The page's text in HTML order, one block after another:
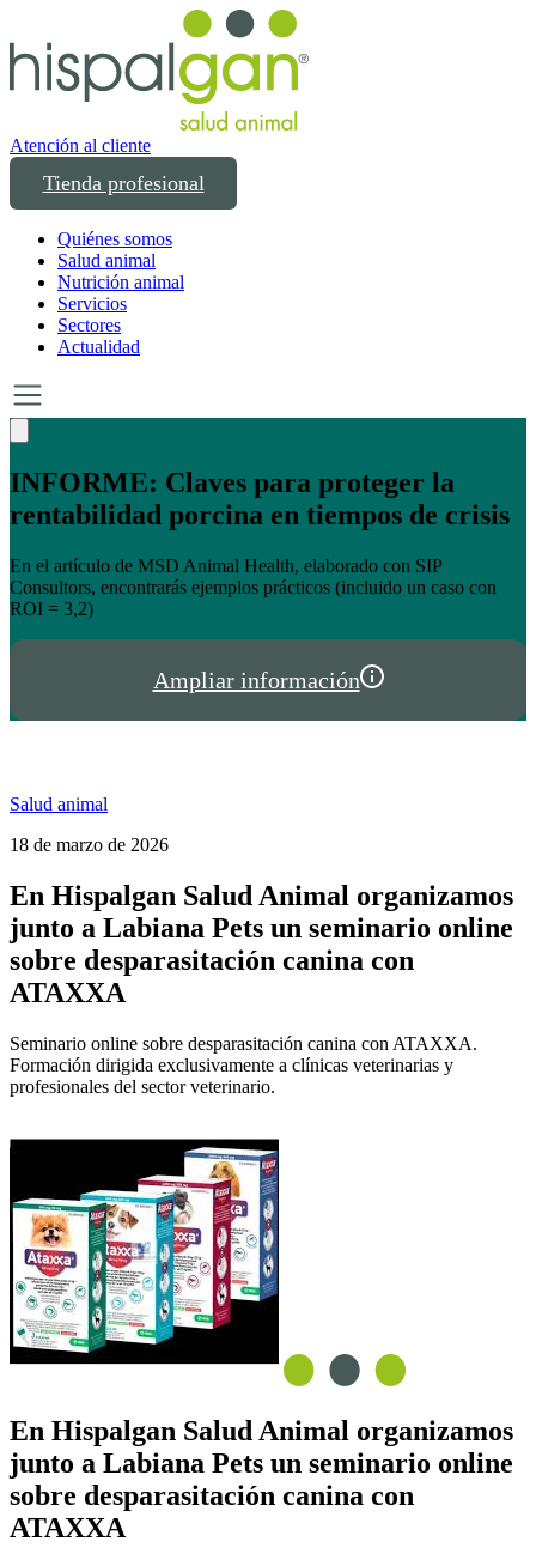
Atención al cliente
Tienda profesional
Quiénes somos
Salud animal
Nutrición animal
Servicios
Sectores
Actualidad
Un año transformando las compras
profesionales en salud y bienestar animal:
Un año creciendo junto a los profesionales del sector animal en
España y Portugal
Ampliar información
Salud animal
18 de marzo de 2026
En Hispalgan Salud Animal organizamos
junto a Labiana Pets un seminario online
sobre desparasitación canina con
ATAXXA
Seminario online sobre desparasitación canina con ATAXXA.
Formación dirigida exclusivamente a clínicas veterinarias y
profesionales del sector veterinario.
En Hispalgan Salud Animal organizamos
junto a Labiana Pets un seminario online
sobre desparasitación canina con
ATAXXA